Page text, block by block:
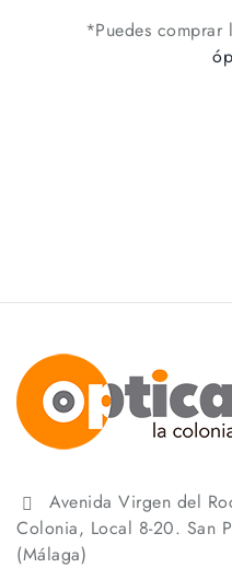
*Puedes comprar
Avenida Virgen del
Colonia, Local 8-20. San
(Málaga)